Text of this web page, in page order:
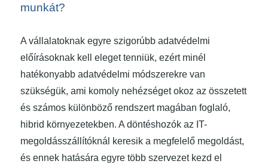
munkát?
A vállalatoknak egyre szigorúbb adatvédelmi
előírásoknak kell eleget tenniük, ezért minél
hatékonyabb adatvédelmi módszerekre van
szükségük, ami komoly nehézséget okoz az összetett
és számos különböző rendszert magában foglaló,
hibrid környezetekben. A döntéshozók az IT-
megoldásszállítóknál keresik a megfelelő megoldást,
és ennek hatására egyre több szervezet kezd el